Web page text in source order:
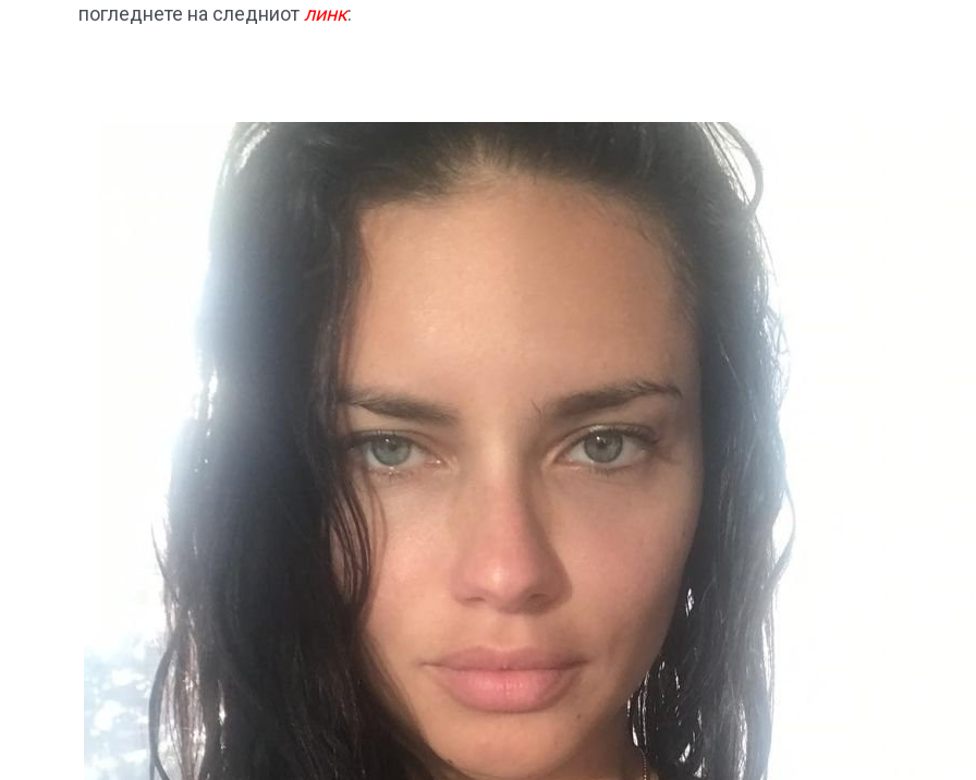
погледнете на следниотлинк: